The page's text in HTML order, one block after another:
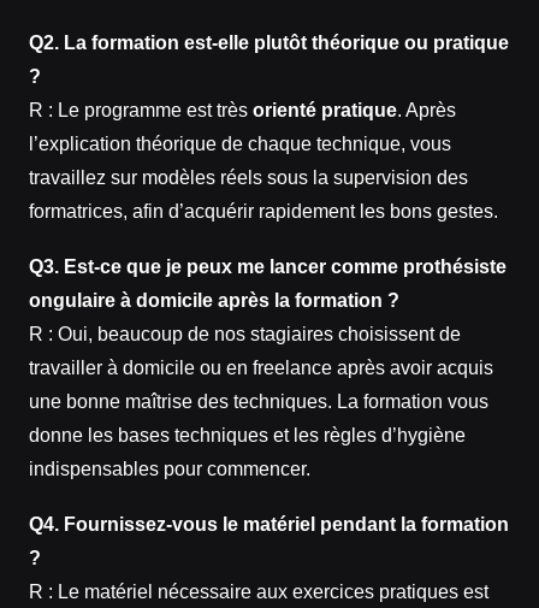
Q2. La formation est‑elle plutôt théorique ou pratique
?
R : Le programme est très orienté pratique. Après
l’explication théorique de chaque technique, vous
travaillez sur modèles réels sous la supervision des
formatrices, afin d’acquérir rapidement les bons gestes.
Q3. Est‑ce que je peux me lancer comme prothésiste
ongulaire à domicile après la formation ?
R : Oui, beaucoup de nos stagiaires choisissent de
travailler à domicile ou en freelance après avoir acquis
une bonne maîtrise des techniques. La formation vous
donne les bases techniques et les règles d’hygiène
indispensables pour commencer.
Q4. Fournissez‑vous le matériel pendant la formation
?
R : Le matériel nécessaire aux exercices pratiques est